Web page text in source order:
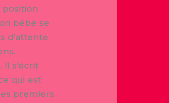
position
bébé se
d’attente
s’écrit
qui est
premiers